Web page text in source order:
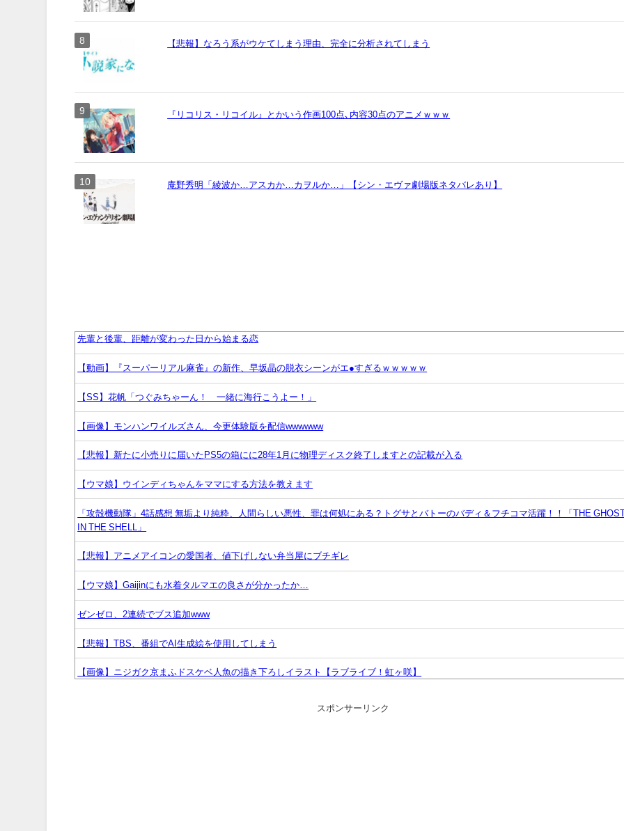
【悲報】なろう系がウケてしまう理由、完全に分析されてしまう
『リコリス・リコイル』とかいう作画100点､内容30点のアニメｗｗｗ
庵野秀明「綾波か…アスカか…カヲルか…」【シン・エヴァ劇場版ネタバレあり】
先輩と後輩、距離が変わった日から始まる恋
【動画】『スーパーリアル麻雀』の新作、早坂晶の脱衣シーンがエ●すぎるｗｗｗｗｗ
【SS】花帆「つぐみちゃーん！ 一緒に海行こうよー！」
【画像】モンハンワイルズさん、今更体験版を配信wwwwww
【悲報】新たに小売りに届いたPS5の箱にに28年1月に物理ディスク終了しますとの記載が入る
【ウマ娘】ウインディちゃんをママにする方法を教えます
「攻殻機動隊」4話感想 無垢より純粋、人間らしい悪性、罪は何処にある？トグサとバトーのバディ＆フチコマ活躍！！「THE
IN THE SHELL」
【悲報】アニメアイコンの愛国者、値下げしない弁当屋にブチギレ
【ウマ娘】Gaijinにも水着タルマエの良さが分かったか…
ゼンゼロ、2連続でブス追加www
【悲報】TBS、番組でAI生成絵を使用してしまう
【画像】ニジガク京まふドスケベ人魚の描き下ろしイラスト【ラブライブ！虹ヶ咲】
スポンサーリンク